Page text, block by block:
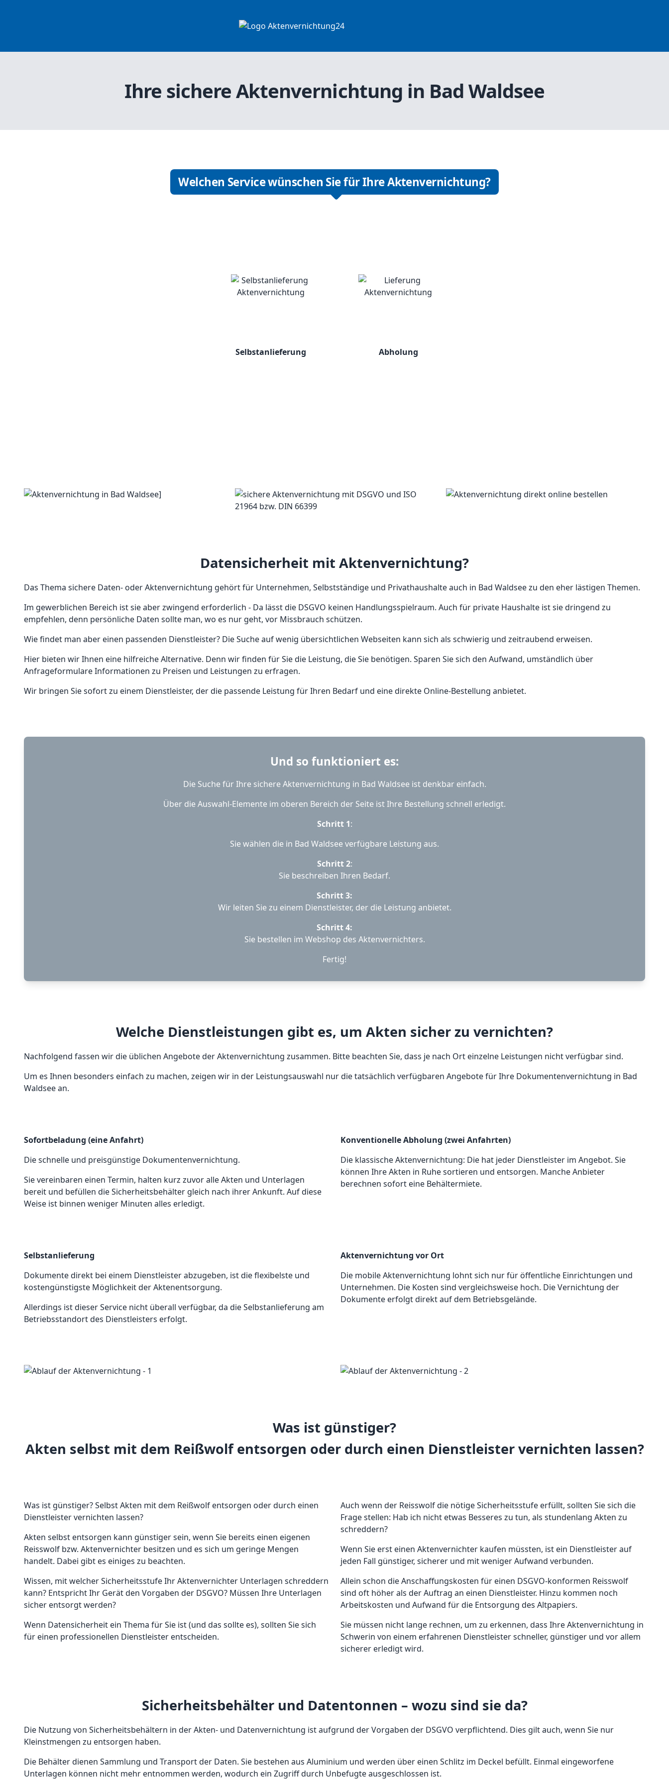
Ihre sichere Aktenvernichtung in Bad Waldsee
Welchen Service wünschen Sie für Ihre Aktenvernichtung?
Selbstanlieferung Abholung
Datensicherheit mit Aktenvernichtung?
Das Thema sichere Daten- oder Aktenvernichtung gehört für Unternehmen, Selbstständige und Privathaushalte auch in Bad Waldsee zu den eher lästigen Themen.
Im gewerblichen Bereich ist sie aber zwingend erforderlich - Da lässt die DSGVO keinen Handlungsspielraum. Auch für private Haushalte ist sie dringend zu
empfehlen, denn persönliche Daten sollte man, wo es nur geht, vor Missbrauch schützen.
Wie findet man aber einen passenden Dienstleister? Die Suche auf wenig übersichtlichen Webseiten kann sich als schwierig und zeitraubend erweisen.
Hier bieten wir Ihnen eine hilfreiche Alternative. Denn wir finden für Sie die Leistung, die Sie benötigen. Sparen Sie sich den Aufwand, umständlich über
Anfrageformulare Informationen zu Preisen und Leistungen zu erfragen.
Wir bringen Sie sofort zu einem Dienstleister, der die passende Leistung für Ihren Bedarf und eine direkte Online-Bestellung anbietet.
Und so funktioniert es:
Die Suche für Ihre sichere Aktenvernichtung in Bad Waldsee ist denkbar einfach.
Über die Auswahl-Elemente im oberen Bereich der Seite ist Ihre Bestellung schnell erledigt.
Schritt 1:
Sie wählen die in Bad Waldsee verfügbare Leistung aus.
Schritt 2:
Sie beschreiben Ihren Bedarf.
Schritt 3:
Wir leiten Sie zu einem Dienstleister, der die Leistung anbietet.
Schritt 4:
Sie bestellen im Webshop des Aktenvernichters.
Fertig!
Welche Dienstleistungen gibt es, um Akten sicher zu vernichten?
Nachfolgend fassen wir die üblichen Angebote der Aktenvernichtung zusammen. Bitte beachten Sie, dass je nach Ort einzelne Leistungen nicht verfügbar sind.
Um es Ihnen besonders einfach zu machen, zeigen wir in der Leistungsauswahl nur die tatsächlich verfügbaren Angebote für Ihre Dokumentenvernichtung in Bad
Waldsee an.
Sofortbeladung (eine Anfahrt)
Die schnelle und preisgünstige Dokumentenvernichtung.
Sie vereinbaren einen Termin, halten kurz zuvor alle Akten und Unterlagen
bereit und befüllen die Sicherheitsbehälter gleich nach ihrer Ankunft. Auf diese
Weise ist binnen weniger Minuten alles erledigt.
Konventionelle Abholung (zwei Anfahrten)
Die klassische Aktenvernichtung: Die hat jeder Dienstleister im Angebot. Sie
können Ihre Akten in Ruhe sortieren und entsorgen. Manche Anbieter
berechnen sofort eine Behältermiete.
Selbstanlieferung
Dokumente direkt bei einem Dienstleister abzugeben, ist die flexibelste und
kostengünstigste Möglichkeit der Aktenentsorgung.
Allerdings ist dieser Service nicht überall verfügbar, da die Selbstanlieferung am
Betriebsstandort des Dienstleisters erfolgt.
Aktenvernichtung vor Ort
Die mobile Aktenvernichtung lohnt sich nur für öffentliche Einrichtungen und
Unternehmen. Die Kosten sind vergleichsweise hoch. Die Vernichtung der
Dokumente erfolgt direkt auf dem Betriebsgelände.
Was ist günstiger?
Akten selbst mit dem Reißwolf entsorgen oder durch einen Dienstleister vernichten lassen?
Was ist günstiger? Selbst Akten mit dem Reißwolf entsorgen oder durch einen
Dienstleister vernichten lassen?
Akten selbst entsorgen kann günstiger sein, wenn Sie bereits einen eigenen
Reisswolf bzw. Aktenvernichter besitzen und es sich um geringe Mengen
handelt. Dabei gibt es einiges zu beachten.
Wissen, mit welcher Sicherheitsstufe Ihr Aktenvernichter Unterlagen schreddern
kann? Entspricht Ihr Gerät den Vorgaben der DSGVO? Müssen Ihre Unterlagen
sicher entsorgt werden?
Wenn Datensicherheit ein Thema für Sie ist (und das sollte es), sollten Sie sich
für einen professionellen Dienstleister entscheiden.
Auch wenn der Reisswolf die nötige Sicherheitsstufe erfüllt, sollten Sie sich die
Frage stellen: Hab ich nicht etwas Besseres zu tun, als stundenlang Akten zu
schreddern?
Wenn Sie erst einen Aktenvernichter kaufen müssten, ist ein Dienstleister auf
jeden Fall günstiger, sicherer und mit weniger Aufwand verbunden.
Allein schon die Anschaffungskosten für einen DSGVO-konformen Reisswolf
sind oft höher als der Auftrag an einen Dienstleister. Hinzu kommen noch
Arbeitskosten und Aufwand für die Entsorgung des Altpapiers.
Sie müssen nicht lange rechnen, um zu erkennen, dass Ihre Aktenvernichtung in
Schwerin von einem erfahrenen Dienstleister schneller, günstiger und vor allem
sicherer erledigt wird.
Sicherheitsbehälter und Datentonnen – wozu sind sie da?
Die Nutzung von Sicherheitsbehältern in der Akten- und Datenvernichtung ist aufgrund der Vorgaben der DSGVO verpflichtend. Dies gilt auch, wenn Sie nur
Kleinstmengen zu entsorgen haben.
Die Behälter dienen Sammlung und Transport der Daten. Sie bestehen aus Aluminium und werden über einen Schlitz im Deckel befüllt. Einmal eingeworfene
Unterlagen können nicht mehr entnommen werden, wodurch ein Zugriff durch Unbefugte ausgeschlossen ist.